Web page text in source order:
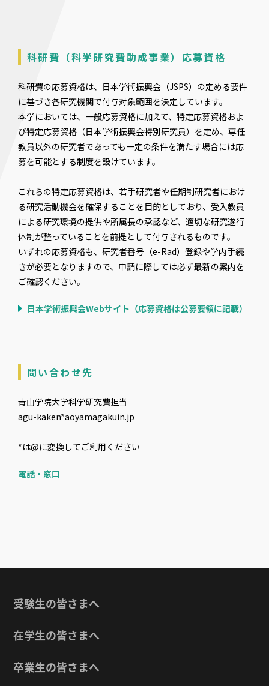
科研費（科学研究費助成事業）応募資格
科研費の応募資格は、日本学術振興会（JSPS）の定める要件
に基づき各研究機関で付与対象範囲を決定しています。
本学においては、一般応募資格に加えて、特定応募資格およ
び特定応募資格（日本学術振興会特別研究員）を定め、専任
教員以外の研究者であっても一定の条件を満たす場合には応
募を可能とする制度を設けています。
これらの特定応募資格は、若手研究者や任期制研究者におけ
る研究活動機会を確保することを目的としており、受入教員
による研究環境の提供や所属長の承認など、適切な研究遂行
体制が整っていることを前提として付与されるものです。
いずれの応募資格も、研究者番号（e-Rad）登録や学内手続
きが必要となりますので、申請に際しては必ず最新の案内を
ご確認ください。
日本学術振興会Webサイト（応募資格は公募要領に記載）
問い合わせ先
青山学院大学科学研究費担当
agu-kaken*aoyamagakuin.jp
*は@に変換してご利用ください
電話・窓口
受験生の皆さまへ
在学生の皆さまへ
卒業生の皆さまへ